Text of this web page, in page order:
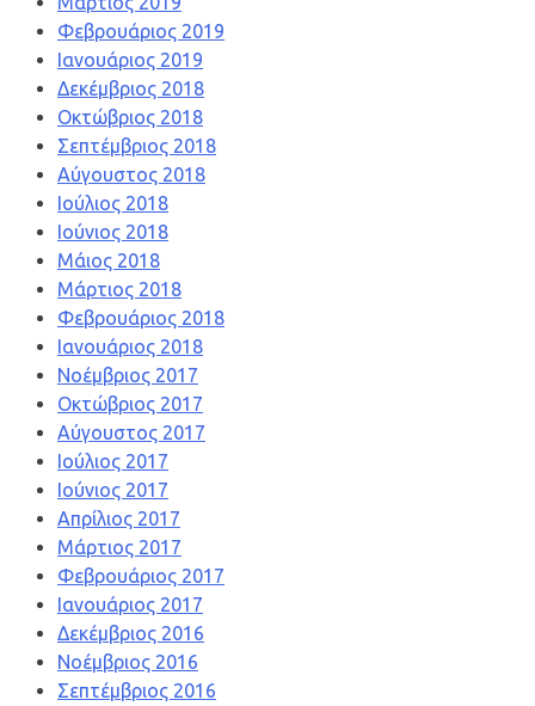
Φεβρουάριος 2019
Ιανουάριος 2019
Δεκέμβριος 2018
Οκτώβριος 2018
Σεπτέμβριος 2018
Αύγουστος 2018
Ιούλιος 2018
Ιούνιος 2018
Μάιος 2018
Μάρτιος 2018
Φεβρουάριος 2018
Ιανουάριος 2018
Νοέμβριος 2017
Οκτώβριος 2017
Αύγουστος 2017
Ιούλιος 2017
Ιούνιος 2017
Απρίλιος 2017
Μάρτιος 2017
Φεβρουάριος 2017
Ιανουάριος 2017
Δεκέμβριος 2016
Νοέμβριος 2016
Σεπτέμβριος 2016